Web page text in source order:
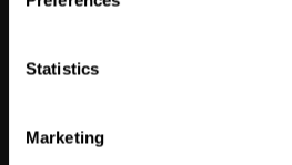
Statistics
Marketing
essais cliniques avec des